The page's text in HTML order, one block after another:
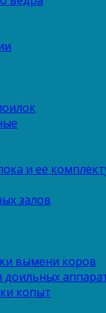
и ее
залов
вымени коров
копыт